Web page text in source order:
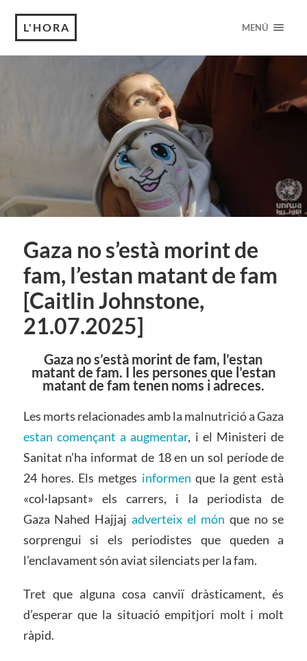
L'HORA MENÚ
Gaza no s’està morint de
fam, l’estan matant de fam
[Caitlin Johnstone,
21.07.2025]
Gaza no s’està morint de fam, l’estan
matant de fam. I les persones que l’estan
matant de fam tenen noms i adreces.
Les morts relacionades amb la malnutrició a Gaza
estan començant a augmentar, i el Ministeri de
Sanitat n’ha informat de 18 en un sol període de
24 hores. Els metges informen que la gent està
«col·lapsant» els carrers, i la periodista de
Gaza Nahed Hajjaj adverteix el món que no se
sorprengui si els periodistes que queden a
l’enclavament són aviat silenciats per la fam.
Tret que alguna cosa canviï dràsticament, és
d’esperar que la situació empitjori molt i molt
ràpid.